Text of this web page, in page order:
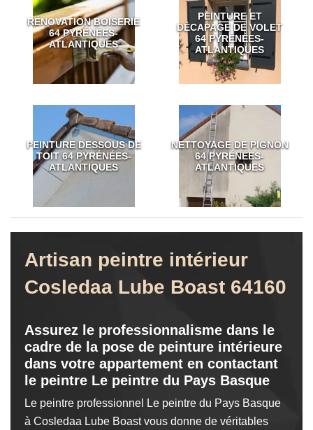
RÉNOVATION BOISERIE
64 PYRÉNÉES-
ATLANTIQUES
PEINTURE ET
DÉCAPAGE DE VOLET
64 PYRÉNÉES-
ATLANTIQUES
PEINTURE DESSOUS DE
TOIT 64 PYRÉNÉES-
ATLANTIQUES
NETTOYAGE DE PIGNON
64 PYRÉNÉES-
ATLANTIQUES
Artisan peintre intérieur
Cosledaa Lube Boast 64160
Assurez le professionnalisme dans le
cadre de la pose de peinture intérieure
dans votre appartement en contactant
le peintre Le peintre du Pays Basque
Le peintre professionnel Le peintre du Pays Basque
à Cosledaa Lube Boast vous donne de véritables